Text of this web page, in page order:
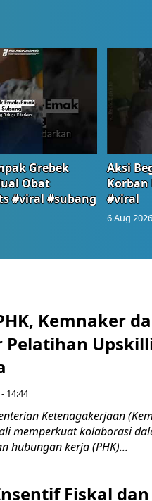
Grebek
Obat
#viral #subang
Aksi
Korban
#viral
6 Aug
Kemnaker
Pelatihan
14:44
Ketenagakerjaan
memperkuat kolaborasi
hubungan kerja (PHK)...
Fiskal